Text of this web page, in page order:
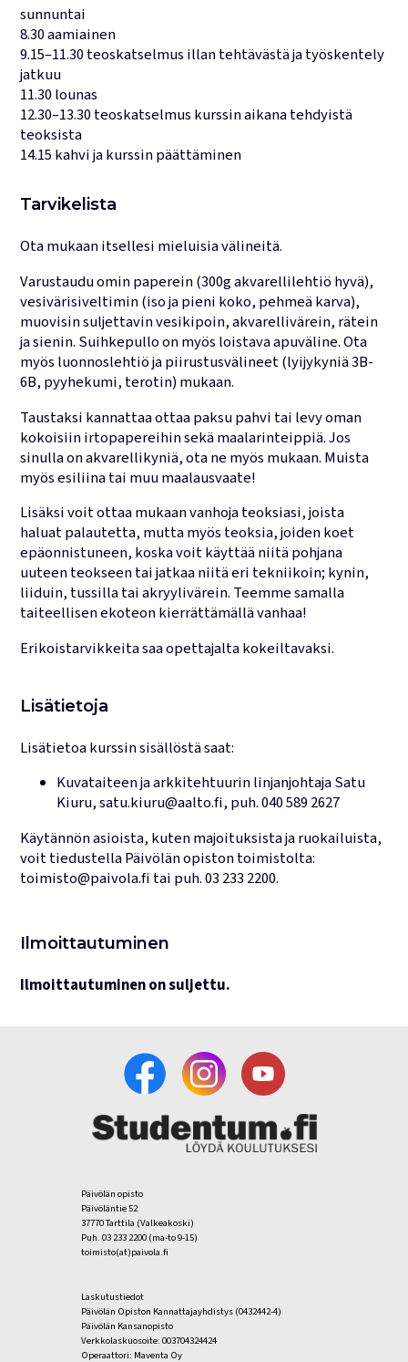
sunnuntai
8.30 aamiainen
9.15–11.30 teoskatselmus illan tehtävästä ja työskentely
jatkuu
11.30 lounas
12.30–13.30 teoskatselmus kurssin aikana tehdyistä
teoksista
14.15 kahvi ja kurssin päättäminen
Tarvikelista
Ota mukaan itsellesi mieluisia välineitä.
Varustaudu omin paperein (300g akvarellilehtiö hyvä),
vesivärisiveltimin (iso ja pieni koko, pehmeä karva),
muovisin suljettavin vesikipoin, akvarellivärein, rätein
ja sienin. Suihkepullo on myös loistava apuväline. Ota
myös luonnoslehtiö ja piirustusvälineet (lyijykyniä 3B-
6B, pyyhekumi, terotin) mukaan.
Taustaksi kannattaa ottaa paksu pahvi tai levy oman
kokoisiin irtopapereihin sekä maalarinteippiä. Jos
sinulla on akvarellikyniä, ota ne myös mukaan. Muista
myös esiliina tai muu maalausvaate!
Lisäksi voit ottaa mukaan vanhoja teoksiasi, joista
haluat palautetta, mutta myös teoksia, joiden koet
epäonnistuneen, koska voit käyttää niitä pohjana
uuteen teokseen tai jatkaa niitä eri tekniikoin; kynin,
liiduin, tussilla tai akryylivärein. Teemme samalla
taiteellisen ekoteon kierrättämällä vanhaa!
Erikoistarvikkeita saa opettajalta kokeiltavaksi.
Lisätietoja
Lisätietoa kurssin sisällöstä saat:
Kuvataiteen ja arkkitehtuurin linjanjohtajaSatu
Kiuru,satu.kiuru@aalto.fi, puh.040 589 2627
Käytännön asioista, kuten majoituksista ja ruokailuista,
voit tiedustella Päivölän opiston toimistolta:
toimisto@paivola.fi tai puh.03 233 2200.
Ilmoittautuminen
Ilmoittautuminen on suljettu.
Päivölän opisto
Päivöläntie 52
37770 Tarttila (Valkeakoski)
Puh. 03 233 2200 (ma-to 9-15)
toimisto(at)paivola.fi
Laskutustiedot
Päivölän Opiston Kannattajayhdistys (0432442-4)
Päivölän Kansanopisto
Verkkolaskuosoite: 003704324424
Operaattori: Maventa Oy